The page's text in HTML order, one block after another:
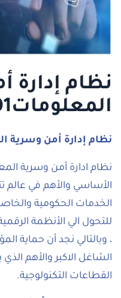
نظام إدارة
المعلوماتISO/IEC 27001
نظام إدارة أمن وسرية
الأساسي والأهم في عالم
الخدمات الحكومية
للتحول الي الأنظمة
، وبالتالي نجد أن حماية
الشاغل الاكبر والأهم
القطاعات التكنولوجية.